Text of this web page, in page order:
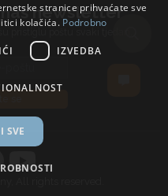
newsletter
pristiglu poštu svaki tjedan.
stranice prihvaćate sve
kolačića. Podrobno
IZVEDBA
SVE